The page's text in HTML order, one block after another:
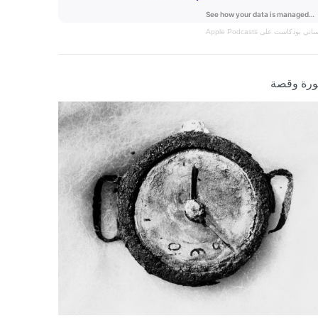
بودكاست على Apple Podcasts
وقصة